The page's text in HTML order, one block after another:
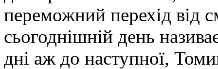
переможний перехід від
сьогоднішній день
дні аж до наступної,